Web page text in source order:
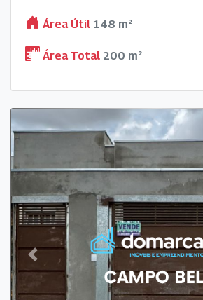
Área Útil 148 m²
Área Total 200 m²
Previous